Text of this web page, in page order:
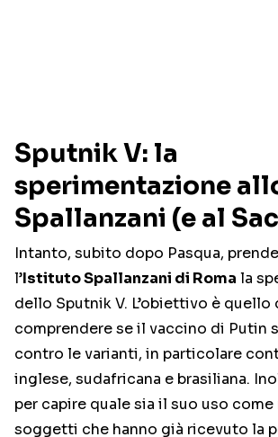
Sputnik V: la
sperimentazione
Spallanzani (e al
Intanto, subito dopo Pasqua,
l’Istituto Spallanzani di Roma la
dello Sputnik V. L’obiettivo è quello
comprendere se il vaccino di Putin
contro le varianti, in particolare
inglese, sudafricana e brasiliana.
per capire quale sia il suo uso
soggetti che hanno già ricevuto la